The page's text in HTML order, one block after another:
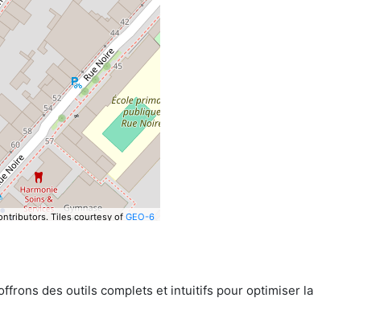
Tiles courtesy of GEO-6
des outils complets et intuitifs pour optimiser la